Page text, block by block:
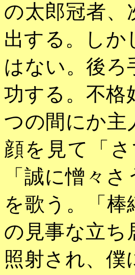
の太郎冠者、
出する。しか
はない。後ろ
功する。不格
つの間にか
顔を見て「
「誠に憎々
を歌う。「
の見事な立ち
照射され、僕